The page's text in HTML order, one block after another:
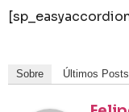
Sobre Últimos Posts